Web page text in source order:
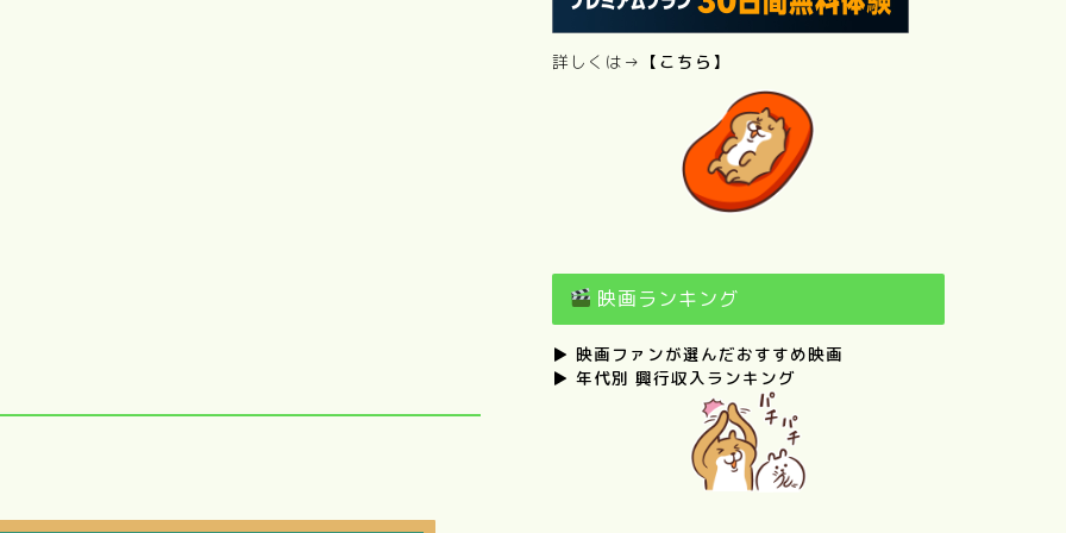
詳しくは→ 【こちら】
映画ランキング
▶ 映画ファンが選んだおすすめ映画
▶ 年代別 興行収入ランキング